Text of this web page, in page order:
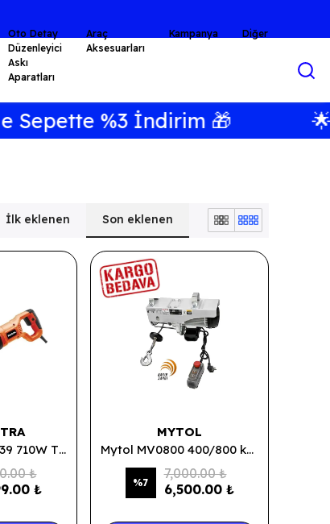
Oto Detay
Düzenleyici
Askı
Aparatları
Araç
Aksesuarları
Kampanya Diğer
İndirim 🎁 🌟 Havale
İlk eklenen Son eklenen
Max Extra MX4539 710W Tilki Kuyruğu Kemik Kesme Testeresi
₺
₺
MYTOL
Mytol MV0800 400/800 kg Elektrikli Mini Vinç
%7
7,000.00 ₺
6,500.00 ₺